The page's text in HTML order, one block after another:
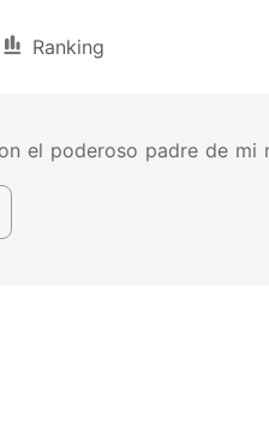
Ranking
el poderoso padre de mi